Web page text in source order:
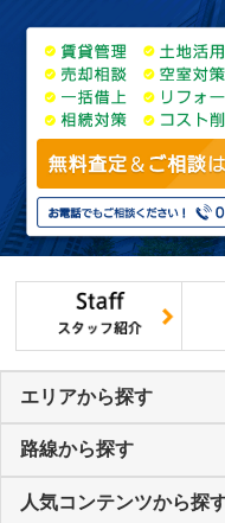
エリアから探す
路線から探す
人気コンテンツから探